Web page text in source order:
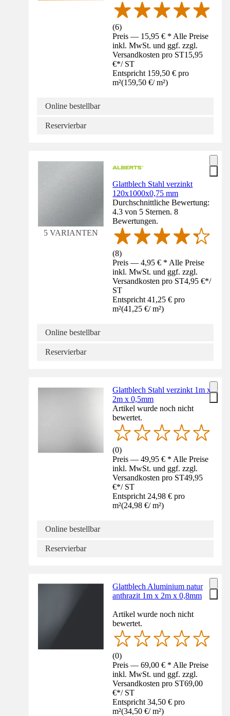
(6)
Preis — 15,95 € * Alle Preise
inkl. MwSt. und ggf. zzgl.
Versandkosten pro ST15,95
€*/ ST
Entspricht 159,50 € pro
m²(159,50 €/ m²)
Online bestellbar
Reservierbar
5 VARIANTEN
Glattblech Stahl verzinkt
120x1000x0,75 mm
Durchschnittliche Bewertung:
4.3 von 5 Sternen. 8
Bewertungen.
(8)
Preis — 4,95 € * Alle Preise
inkl. MwSt. und ggf. zzgl.
Versandkosten pro ST4,95 €*/
ST
Entspricht 41,25 € pro
m²(41,25 €/ m²)
Online bestellbar
Reservierbar
Glattblech Stahl verzinkt 1m x
2m x 0,5mm
Artikel wurde noch nicht
bewertet.
(0)
Preis — 49,95 € * Alle Preise
inkl. MwSt. und ggf. zzgl.
Versandkosten pro ST49,95
€*/ ST
Entspricht 24,98 € pro
m²(24,98 €/ m²)
Online bestellbar
Reservierbar
Glattblech Aluminium natur
anthrazit 1m x 2m x 0,8mm
Artikel wurde noch nicht
bewertet.
(0)
Preis — 69,00 € * Alle Preise
inkl. MwSt. und ggf. zzgl.
Versandkosten pro ST69,00
€*/ ST
Entspricht 34,50 € pro
m²(34,50 €/ m²)